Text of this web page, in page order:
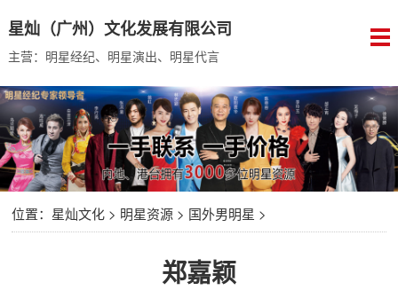
星灿（广州）文化发展有限公司
主营：明星经纪、明星演出、明星代言
位置： 星灿文化> 明星资源> 国外男明星 >
郑嘉颖